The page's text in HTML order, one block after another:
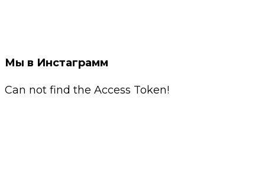
Мы в Инстаграмм
Can not find the Access Token!